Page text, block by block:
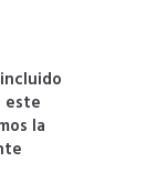
este
la